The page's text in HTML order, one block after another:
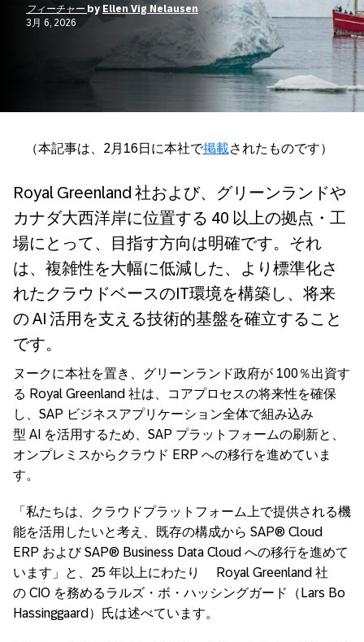
フィーチャー by Ellen Vig Nelausen
3月 6, 2026
（本記事は、 2 月 16日に本社で掲載されたものです）
Royal Greenland 社および、グリーンランドや
カナダ大西洋岸に位置する 40 以上の拠点・工
場にとって、目指す方向は明確です。それ
は、複雑性を大幅に低減した、より標準化さ
れたクラウドベースのIT環境を構築し、将来
の AI 活用を支える技術的基盤を確立すること
です。
ヌークに本社を置き、グリーンランド政府が 100％出資す
る Royal Greenland 社は、コアプロセスの将来性を確保
し、 SAP ビジネスアプリケーション全体で組み込み
型 AI を活用するため、 SAP プラットフォームの刷新と、
オンプレミスからクラウド ERP への移行を進めていま
す。
「私たちは、クラウドプラットフォーム上で提供される機
能を活用したいと考え、既存の構成から SAP® Cloud
ERP およびSAP® Business Data Cloud への移行を進めて
います」と、 25 年以上にわたり Royal Greenland 社
の CIO を務めるラルズ・ボ・ハッシングガード（ Lars Bo
Hassinggaard ）氏は述べています。